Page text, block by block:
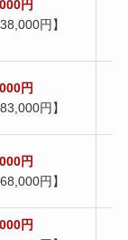
円
円】
円
円】
円
円】
円